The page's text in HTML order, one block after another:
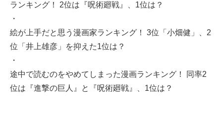
ランキング！ 2位は『呪術廻戦』、1位は？
・
絵が上手だと思う漫画家ランキング！ 3位「小畑健」、2
位「井上雄彦」を抑えた1位は？
・
途中で読むのをやめてしまった漫画ランキング！ 同率2
位は『進撃の巨人』と『呪術廻戦』、1位は？